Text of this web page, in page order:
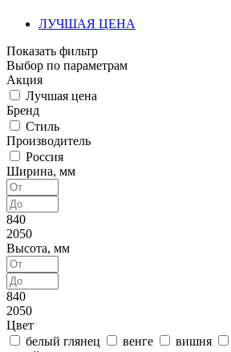
ЛУЧШАЯ ЦЕНА
Показать фильтр
Выбор по параметрам
Акция
Лучшая цена
Бренд
Стиль
Производитель
Россия
Ширина, мм
840
2050
Высота, мм
840
2050
Цвет
белый глянец
венге вишня